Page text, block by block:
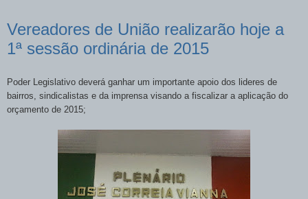
Vereadores de União realizarão hoje a
1ª sessão ordinária de 2015
Poder Legislativo deverá ganhar um importante apoio dos lideres de
bairros, sindicalistas e da imprensa visando a fiscalizar a aplicação do
orçamento de 2015;